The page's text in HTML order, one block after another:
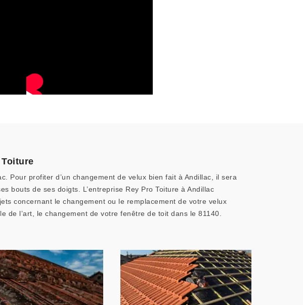
Pour profiter d’un changement de velux bien fait à Andillac, il sera
bouts de ses doigts. L’entreprise Rey Pro Toiture à Andillac
concernant le changement ou le remplacement de votre velux
de l’art, le changement de votre fenêtre de toit dans le 81140.